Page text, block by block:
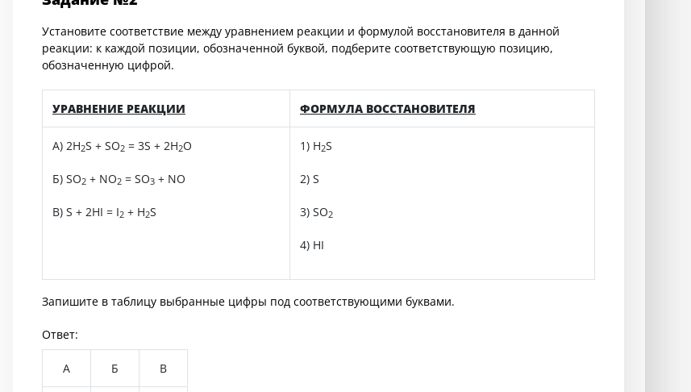
Установите соответствие между уравнением реакции и формулой восстановителя в данной
реакции: к каждой позиции, обозначенной буквой, подберите соответствующую позицию,
обозначенную цифрой.
УРАВНЕНИЕ РЕАКЦИИ ФОРМУЛА ВОССТАНОВИТЕЛЯ
А) 2H2S + SO2 = 3S + 2H2O
Б) SO2 + NO2 = SO3 + NO
В) S + 2HI = I2 + H2S
1) H2S
2) S
3) SO2
4) HI
Запишите в таблицу выбранные цифры под соответствующими буквами.
Ответ:
А Б В